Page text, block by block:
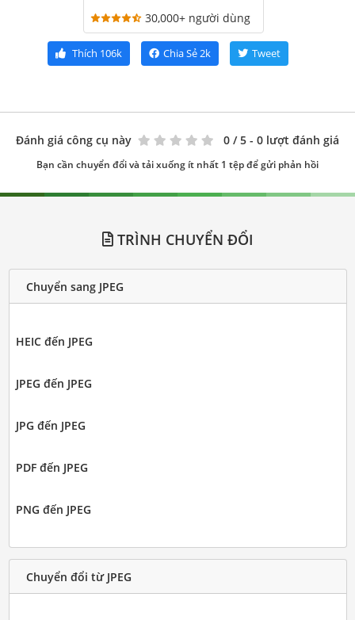
30,000+ người dùng
Thích 106k Chia Sẻ2k Tweet
Đánh giá công cụ này 0 / 5 - 0 lượt đánh giá
Bạn cần chuyển đổi và tải xuống ít nhất 1 tệp để gửi phản hồi
TRÌNH CHUYỂN ĐỔI
Chuyển sang JPEG
HEIC đến JPEG
JPEG đến JPEG
JPG đến JPEG
PDF đến JPEG
PNG đến JPEG
Chuyển đổi từ JPEG